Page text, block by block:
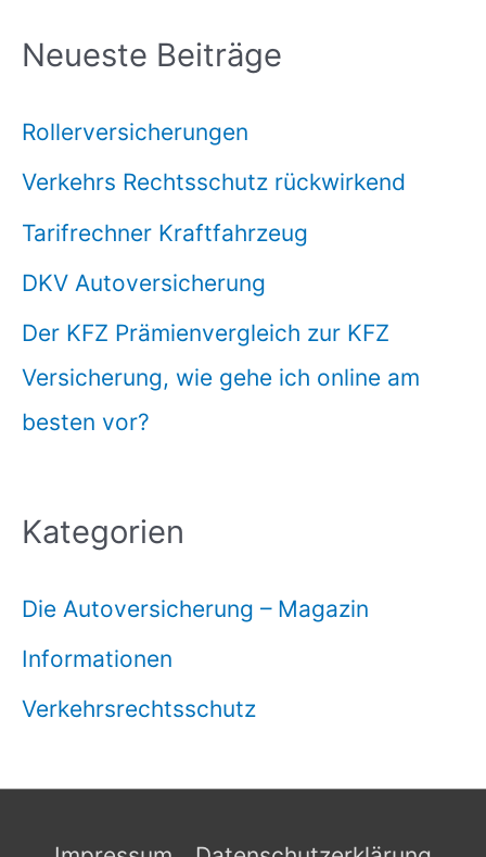
Neueste Beiträge
Rollerversicherungen
Verkehrs Rechtsschutz rückwirkend
Tarifrechner Kraftfahrzeug
DKV Autoversicherung
Der KFZ Prämienvergleich zur KFZ
Versicherung, wie gehe ich online am
besten vor?
Kategorien
Die Autoversicherung – Magazin
Informationen
Verkehrsrechtsschutz